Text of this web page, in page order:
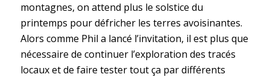
montagnes, on attend plus le solstice du
printemps pour défricher les terres avoisinantes.
Alors comme Phil a lancé l’invitation, il est plus que
nécessaire de continuer l’exploration des tracés
locaux et de faire tester tout ça par différents